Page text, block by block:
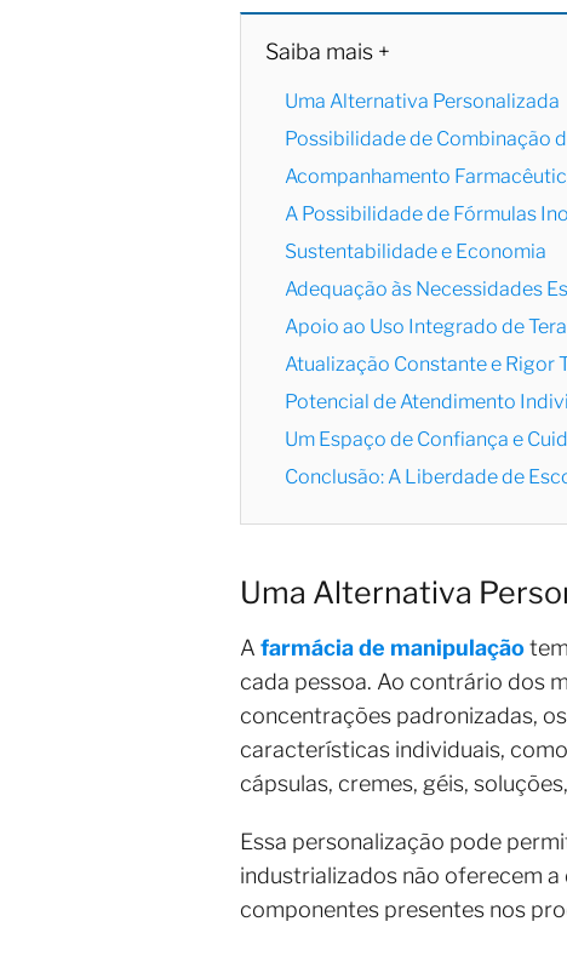
Saiba mais +
Uma Alternativa Personalizada
Possibilidade de Combinação
Acompanhamento
A Possibilidade de Fórmulas
Sustentabilidade e Economia
Adequação às Necessidades
Apoio ao Uso Integrado de
Atualização Constante e Rigor
Potencial de Atendimento
Um Espaço de Confiança e
Conclusão: A Liberdade de
Uma Alternativa
A farmácia de manipulação
cada pessoa. Ao contrário dos
concentrações padronizadas,
características individuais,
cápsulas, cremes, géis,
Essa personalização pode
industrializados não oferecem
componentes presentes nos